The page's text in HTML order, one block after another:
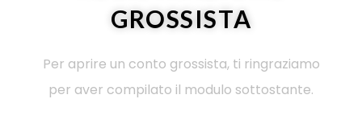
GROSSISTA
Per aprire un conto grossista, ti ringraziamo
per aver compilato il modulo sottostante.